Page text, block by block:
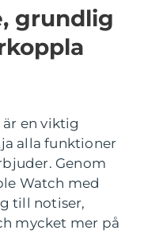
grundlig
en viktig
alla funktioner
Genom
Watch med
till notiser,
mycket mer på